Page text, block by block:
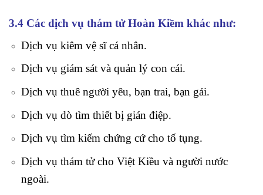
3.4 Các dịch vụ thám tử Hoàn Kiềm khác như:
Dịch vụ kiêm vệ sĩ cá nhân.
Dịch vụ giám sát và quản lý con cái.
Dịch vụ thuê người yêu, bạn trai, bạn gái.
Dịch vụ dò tìm thiết bị gián điệp.
Dịch vụ tìm kiếm chứng cứ cho tố tụng.
Dịch vụ thám tử cho Việt Kiều và người nước
ngoài.